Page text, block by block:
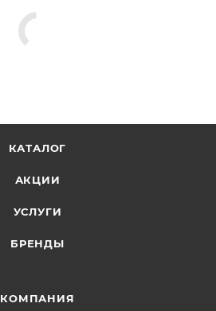
КАТАЛОГ
АКЦИИ
УСЛУГИ
БРЕНДЫ
КОМПАНИЯ